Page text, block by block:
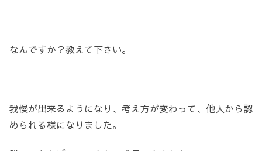
なんですか？教えて下さい。
我慢が出来るようになり、考え方が変わって、他人から認
められる様になりました。